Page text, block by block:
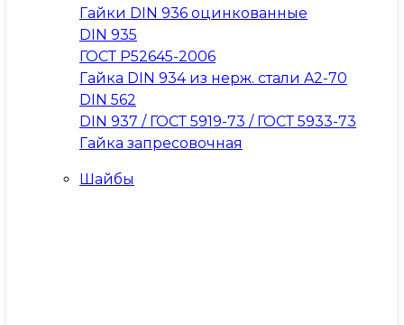
Гайки DIN 936 оцинкованные
DIN 935
ГОСТ Р52645-2006
Гайка DIN 934 из нерж. стали A2-70
DIN 562
DIN 937 / ГОСТ 5919-73 / ГОСТ 5933-73
Гайка запресовочная
Шайбы